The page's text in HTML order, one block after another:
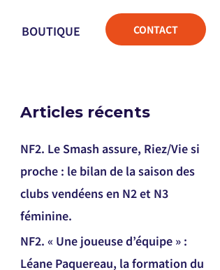
BOUTIQUE CONTACT
Articles récents
NF2. Le Smash assure, Riez/Vie si
proche : le bilan de la saison des
clubs vendéens en N2 et N3
féminine.
NF2. « Une joueuse d’équipe » :
Léane Paquereau, la formation du